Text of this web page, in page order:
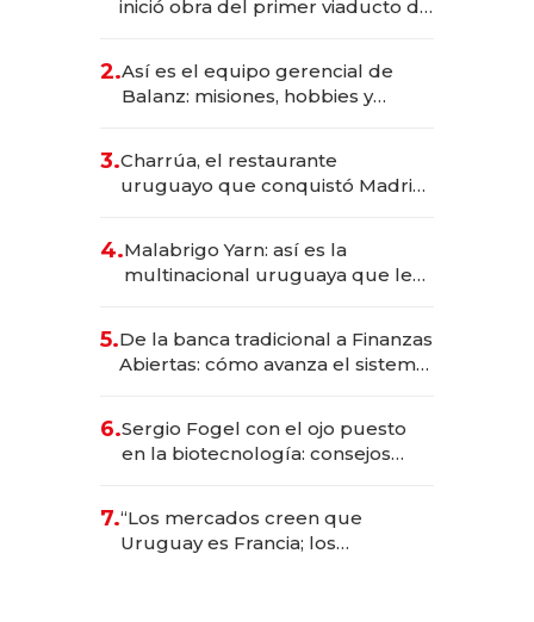
inició obra del primer viaducto de
millones
2.Así es el equipo gerencial de
Balanz: misiones, hobbies y
3.Charrúa, el restaurante
uruguayo que conquistó Madrid:
anticipación y prepara apertura
4.Malabrigo Yarn: así es la
multinacional uruguaya que le
5.De la banca tradicional a Finanzas
Abiertas: cómo avanza el sistema
6.Sergio Fogel con el ojo puesto
en la biotecnología: consejos
rol de la IA
7.“Los mercados creen que
Uruguay es Francia; los